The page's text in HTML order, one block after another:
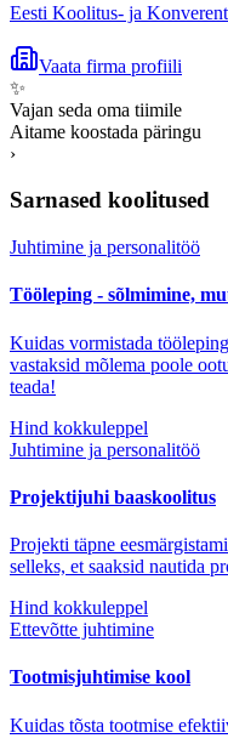
Eesti Koolitus- ja
Vaata firma profiili
✨
Vajan seda oma tiimile
Aitame koostada päringu
›
Sarnased koolitused
Juhtimine ja personalitöö
Tööleping - sõlmimine,
Kuidas vormistada
vastaksid mõlema poole
teada!
Hind kokkuleppel
Juhtimine ja personalitöö
Projektijuhi baaskoolitus
Projekti täpne
selleks, et saaksid nautida
Hind kokkuleppel
Ettevõtte juhtimine
Tootmisjuhtimise kool
Kuidas tõsta tootmise